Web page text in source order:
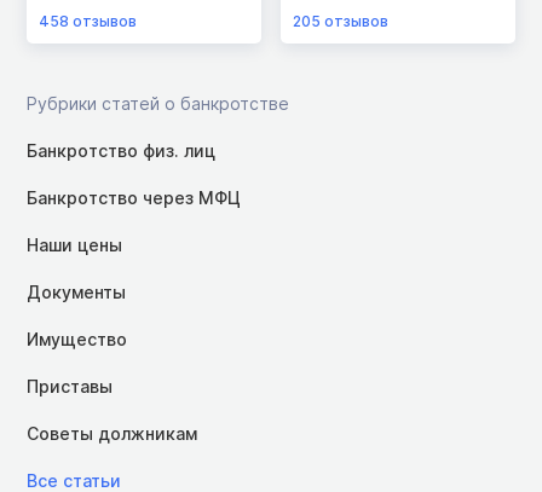
458 отзывов 205отзывов
Рубрики статей о банкротстве
Банкротство физ. лиц
Банкротство через МФЦ
Наши цены
Документы
Имущество
Приставы
Советы должникам
Все статьи